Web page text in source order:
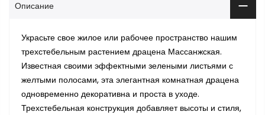
Описание
Украсьте свое жилое или рабочее пространство нашим
трехстебельным растением драцена Массанжская.
Известная своими эффектными зелеными листьями с
желтыми полосами, эта элегантная комнатная драцена
одновременно декоративна и проста в уходе.
Трехстебельная конструкция добавляет высоты и стиля,